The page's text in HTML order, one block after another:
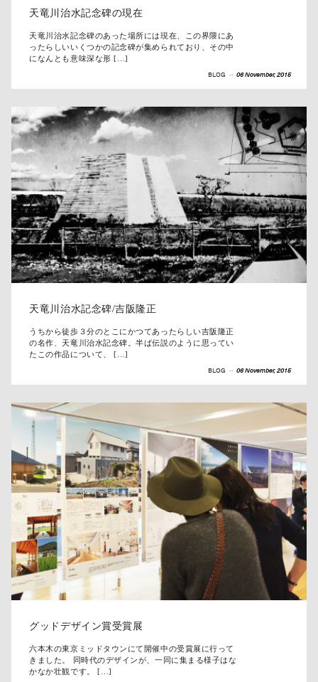
天竜川治水記念碑の現在
天竜川治水記念碑のあった場所には現在、この界隈にあ
ったらしいいくつかの記念碑が集められており、その中
になんとも意味深な形 […]
BLOG -- 06 November, 2015
天竜川治水記念碑/吉阪隆正
うちから徒歩３分のとこにかつてあったらしい吉阪隆正
の名作、天竜川治水記念碑。半ば伝説のように思ってい
たこの作品について、 […]
BLOG -- 06 November, 2015
グッドデザイン賞受賞展
六本木の東京ミッドタウンにて開催中の受賞展に行って
きました。 同時代のデザインが、一同に集まる様子はな
かなか壮観です。 […]